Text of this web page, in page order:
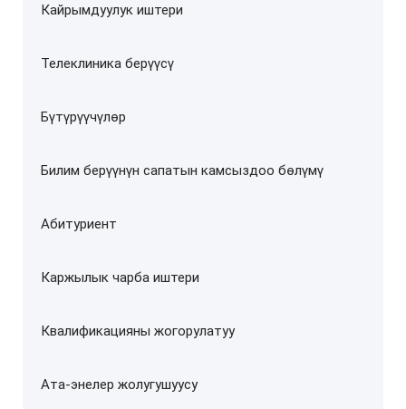
Кайрымдуулук иштери
Телеклиника берүүсү
Бүтүрүүчүлөр
Билим берүүнүн сапатын камсыздоо бөлүмү
Абитуриент
Каржылык чарба иштери
Квалификацияны жогорулатуу
Ата-энелер жолугушуусу